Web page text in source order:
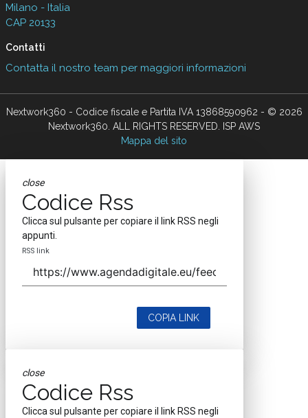
Milano - Italia
CAP 20133
Contatti
Contatta il nostro team per maggiori informazioni
Nextwork360 - Codice fiscale e Partita IVA 13868590962 - © 2026
Nextwork360. ALL RIGHTS RESERVED. ISP AWS
Mappa del sito
close
Codice Rss
Clicca sul pulsante per copiare il link RSS negli
appunti.
RSS link
COPIA LINK
close
Codice Rss
Clicca sul pulsante per copiare il link RSS negli